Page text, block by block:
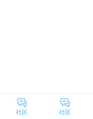
社区 社区